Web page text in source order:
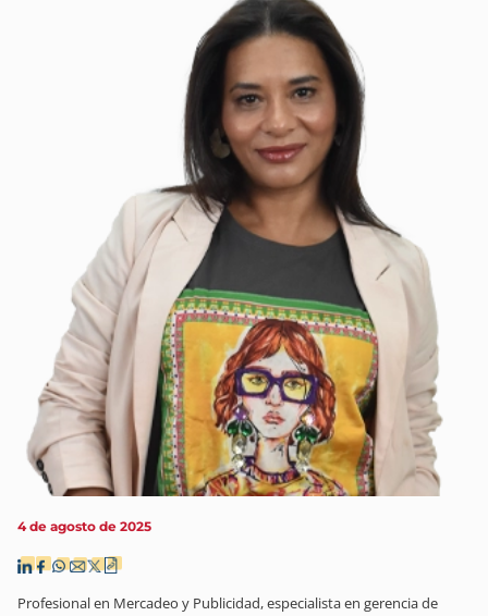
4 de agosto de 2025
Profesional en Mercadeo y Publicidad, especialista en gerencia de